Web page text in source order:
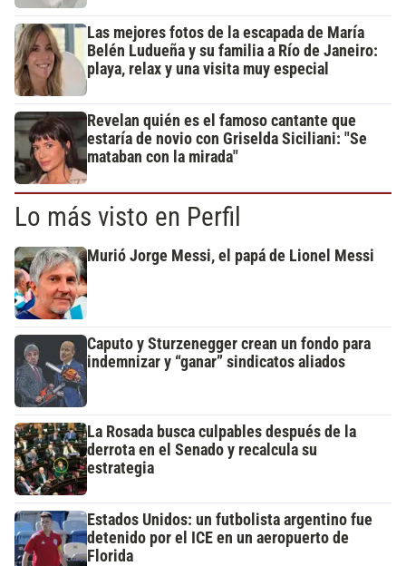
Las mejores fotos de la escapada de María
Belén Ludueña y su familia a Río de Janeiro:
playa, relax y una visita muy especial
Revelan quién es el famoso cantante que
estaría de novio con Griselda Siciliani: "Se
mataban con la mirada"
Lo más visto en Perfil
Murió Jorge Messi, el papá de Lionel Messi
Caputo y Sturzenegger crean un fondo para
indemnizar y “ganar” sindicatos aliados
La Rosada busca culpables después de la
derrota en el Senado y recalcula su
estrategia
Estados Unidos: un futbolista argentino fue
detenido por el ICE en un aeropuerto de
Florida